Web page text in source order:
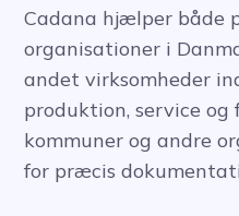
Cadana hjælper både
organisationer i
andet virksomheder
produktion, service og
kommuner og andre
for præcis